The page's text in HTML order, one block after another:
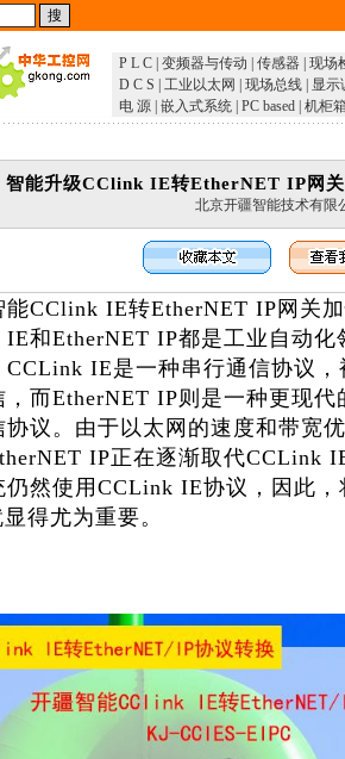
P L C 变频器与传动 传感器 现场
D C S
工业以太网 现场总线
显示
电 源 嵌入式系统 PC based 机柜
智能升级CClink IE转EtherNET IP网
北京开疆智能技术有限
能CClink IE转EtherNET IP网关
和EtherNET IP都是工业自动
CCLink IE是一种串行通信协议
，而EtherNET IP则是一种更现
协议。由于以太网的速度和带宽
IP正在逐渐取代CCLink
仍然使用CCLink IE协议，因此
得尤为重要。